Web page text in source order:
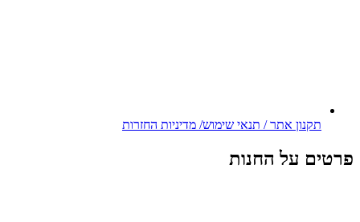
תקנון אתר / תנאי שימוש/ מדיניות החזרות
פרטים על החנות